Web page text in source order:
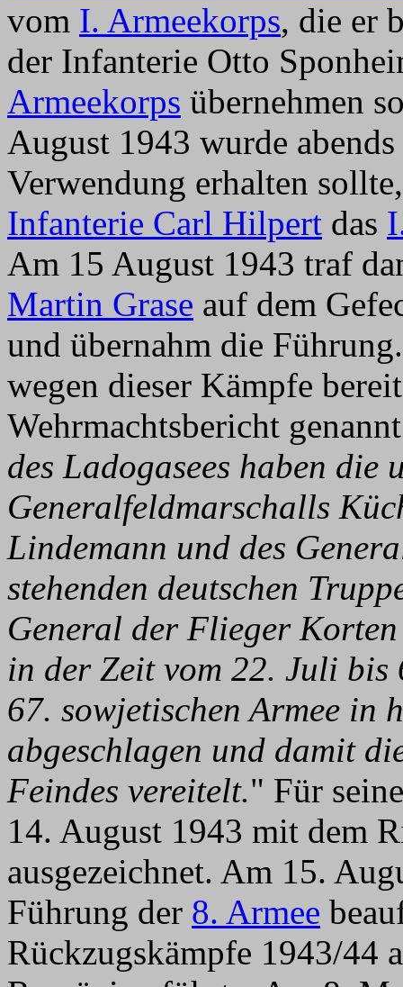
vom I. Armeekorps, die er
der Infanterie Otto
Armeekorps übernehmen
August 1943 wurde
Verwendung erhalten
Infanterie Carl Hilpert das
Am 15 August 1943 traf
Martin Grase auf dem
und übernahm die
wegen dieser Kämpfe
Wehrmachtsbericht
des Ladogasees haben die
Generalfeldmarschalls
Lindemann und des
stehenden deutschen
General der Flieger
in der Zeit vom 22. Juli bis
67. sowjetischen Armee in
abgeschlagen und damit
Feindes vereitelt." Für
14. August 1943 mit dem
ausgezeichnet. Am 15.
Führung der 8. Armee
Rückzugskämpfe 1943/44